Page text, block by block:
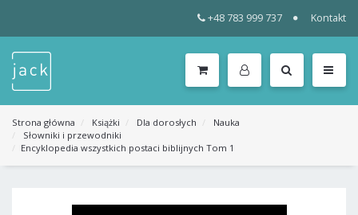
+48 783 999 737 Kontakt
KATEGORIE
MENU
Strona główna Książki Dla dorosłych
Nauka
Słowniki i przewodniki
Encyklopedia wszystkich postaci biblijnych Tom 1